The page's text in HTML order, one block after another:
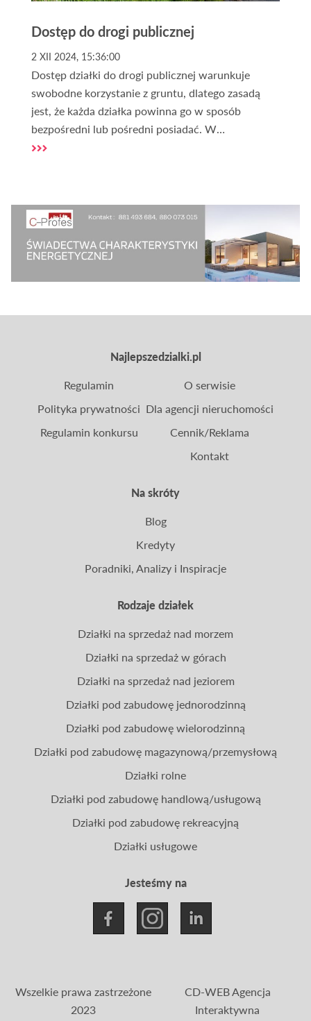
Dostęp do drogi publicznej
2 XII 2024, 15:36:00
Dostęp działki do drogi publicznej warunkuje
swobodne korzystanie z gruntu, dlatego zasadą
jest, że każda działka powinna go w sposób
bezpośredni lub pośredni posiadać. W
szczególności w przypadku działek, na których ma
Najlepszedzialki.pl
Na skróty
Rodzaje działek
Jesteśmy na
Regulamin
Polityka prywatności
Regulamin konkursu
O serwisie
Dla agencji nieruchomości
Cennik/Reklama
Kontakt
Blog
Kredyty
Poradniki, Analizy i Inspiracje
Działki na sprzedaż nad morzem
Działki na sprzedaż w górach
Działki na sprzedaż nad jeziorem
Działki pod zabudowę jednorodzinną
Działki pod zabudowę wielorodzinną
Działki pod zabudowę magazynową/przemysłową
Działki rolne
Działki pod zabudowę handlową/usługową
Działki pod zabudowę rekreacyjną
Działki usługowe
Wszelkie prawa zastrzeżone
2023
CD-WEB Agencja
Interaktywna